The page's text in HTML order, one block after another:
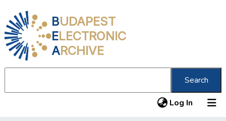
BUDAPEST
ELECTRONIC
ARCHIVE
Search
Log In (current)